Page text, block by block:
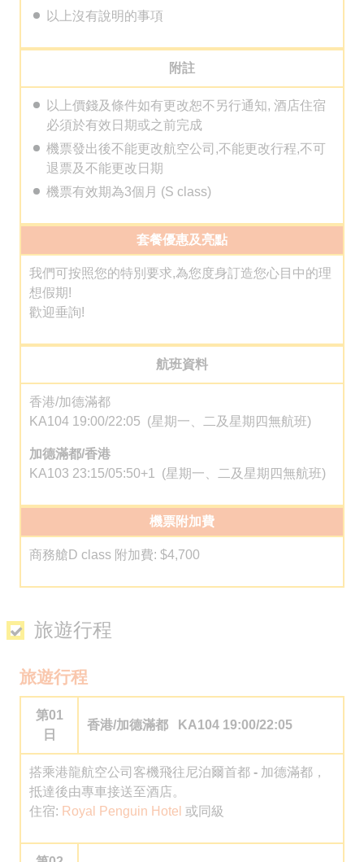
以上沒有說明的事項
附註
以上價錢及條件如有更改恕不另行通知, 酒店住宿
必須於有效日期或之前完成
機票發出後不能更改航空公司,不能更改行程,不可
退票及不能更改日期
機票有效期為3個月 (S class)
套餐優惠及亮點
我們可按照您的特別要求,為您度身訂造您心目中的理
想假期!
歡迎垂詢!
航班資料
香港/加德滿都
KA104 19:00/22:05 (星期一、二及星期四無航班)
加德滿都/香港
KA103 23:15/05:50+1 (星期一 、二 及星期四無航班)
機票附加費
商務艙D class 附加費: $4,700
旅遊行程
旅遊行程
第01
日
香港/加德滿都 KA104 19:00/22:05
搭乘港龍航空公司客機飛往尼泊爾首都 - 加德滿都，
抵達後由專車接送至酒店。
住宿: Royal Penguin Hotel 或同級